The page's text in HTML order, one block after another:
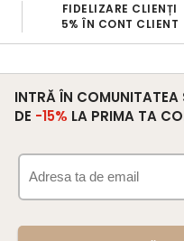
FIDELIZARE CLIENȚI
5% ÎN CONT CLIENT
INTRĂ ÎN COMUNITATEA
DE -15% LA PRIMA TA